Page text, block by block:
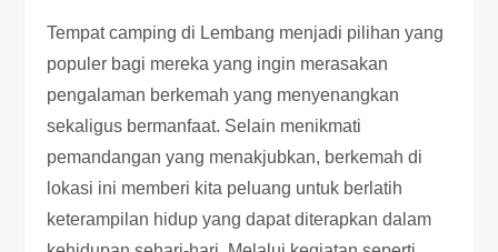
Tempat camping di Lembang menjadi pilihan yang
populer bagi mereka yang ingin merasakan
pengalaman berkemah yang menyenangkan
sekaligus bermanfaat. Selain menikmati
pemandangan yang menakjubkan, berkemah di
lokasi ini memberi kita peluang untuk berlatih
keterampilan hidup yang dapat diterapkan dalam